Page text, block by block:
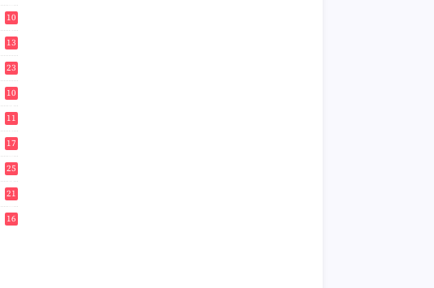
10
3
13
7
23
2
10
0
11
3
17
25
0
21
16